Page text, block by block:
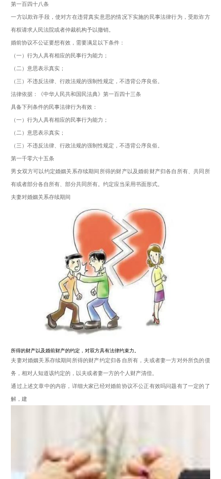
第一百四十八条
一方以欺诈手段，使对方在违背真实意思的情况下实施的民事法律行为，受欺诈方
有权请求人民法院或者仲裁机构予以撤销。
婚前协议不公证要想有效，需要满足以下条件：
（一）行为人具有相应的民事行为能力；
（二）意思表示真实；
（三）不违反法律、行政法规的强制性规定，不违背公序良俗。
法律依据：《中华人民共和国民法典》第一百四十三条
具备下列条件的民事法律行为有效：
（一）行为人具有相应的民事行为能力；
（二）意思表示真实；
（三）不违反法律、行政法规的强制性规定，不违背公序良俗。
第一千零六十五条
男女双方可以约定婚姻关系存续期间所得的财产以及婚前财产归各自所有、共同所
有或者部分各自所有、部分共同所有。约定应当采用书面形式。
夫妻对婚姻关系存续期间
所得的财产以及婚前财产的约定，对双方具有法律约束力。
夫妻对婚姻关系存续期间所得的财产约定归各自所有，夫或者妻一方对外所负的债
务，相对人知道该约定的，以夫或者妻一方的个人财产清偿。
通过上述文章中的内容，详细大家已经对婚前协议不公正有效吗问题有了一定的了
解，建